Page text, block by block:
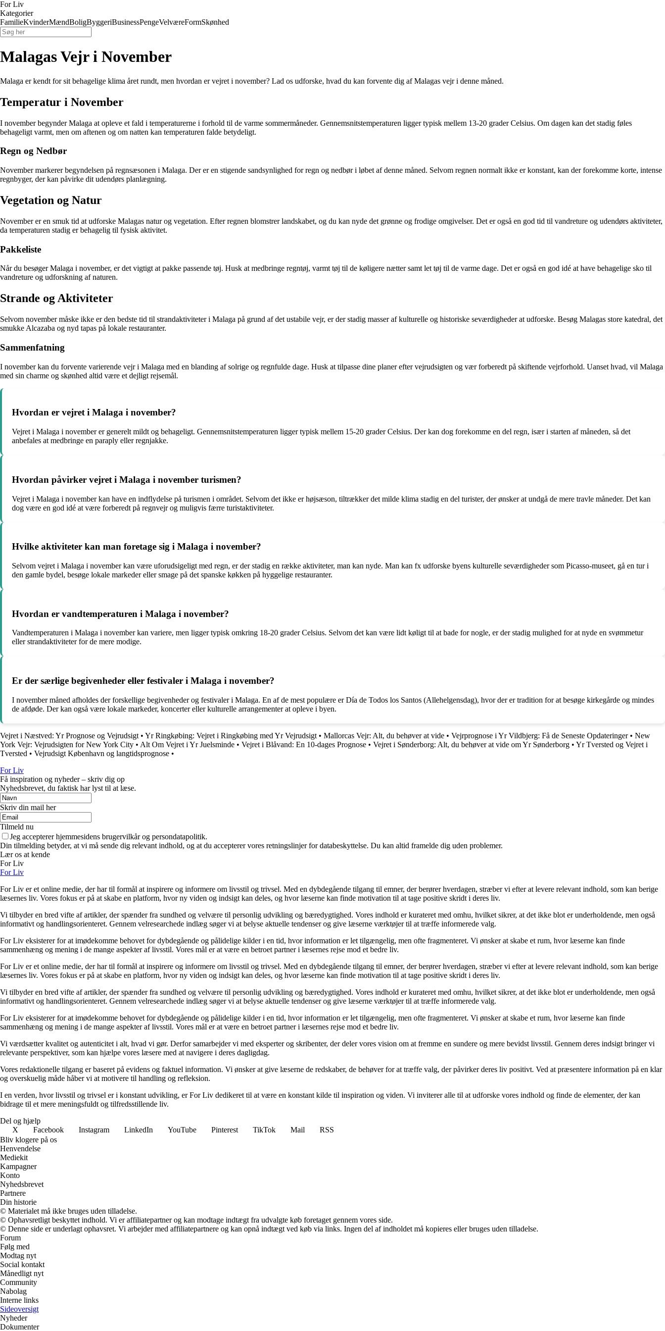
For Liv
Kategorier
FamilieKvinderMændBoligByggeriBusinessPengeVelværeFormSkønhed
Malagas Vejr i November
Malaga er kendt for sit behagelige klima året rundt, men hvordan er vejret i november? Lad os udforske, hvad du kan forvente dig af Malagas vejr i denne måned.
Temperatur i November
I november begynder Malaga at opleve et fald i temperaturerne i forhold til de varme sommermåneder. Gennemsnitstemperaturen ligger typisk mellem 13-20 grader Celsius. Om dagen kan det stadig føles
behageligt varmt, men om aftenen og om natten kan temperaturen falde betydeligt.
Regn og Nedbør
November markerer begyndelsen på regnsæsonen i Malaga. Der er en stigende sandsynlighed for regn og nedbør i løbet af denne måned. Selvom regnen normalt ikke er konstant, kan der forekomme korte, intense
regnbyger, der kan påvirke dit udendørs planlægning.
Vegetation og Natur
November er en smuk tid at udforske Malagas natur og vegetation. Efter regnen blomstrer landskabet, og du kan nyde det grønne og frodige omgivelser. Det er også en god tid til vandreture og udendørs aktiviteter,
da temperaturen stadig er behagelig til fysisk aktivitet.
Pakkeliste
Når du besøger Malaga i november, er det vigtigt at pakke passende tøj. Husk at medbringe regntøj, varmt tøj til de køligere nætter samt let tøj til de varme dage. Det er også en god idé at have behagelige sko til
vandreture og udforskning af naturen.
Strande og Aktiviteter
Selvom november måske ikke er den bedste tid til strandaktiviteter i Malaga på grund af det ustabile vejr, er der stadig masser af kulturelle og historiske seværdigheder at udforske. Besøg Malagas store katedral, det
smukke Alcazaba og nyd tapas på lokale restauranter.
Sammenfatning
I november kan du forvente varierende vejr i Malaga med en blanding af solrige og regnfulde dage. Husk at tilpasse dine planer efter vejrudsigten og vær forberedt på skiftende vejrforhold. Uanset hvad, vil Malaga
med sin charme og skønhed altid være et dejligt rejsemål.
Hvordan er vejret i Malaga i november?
Vejret i Malaga i november er generelt mildt og behageligt. Gennemsnitstemperaturen ligger typisk mellem 15-20 grader Celsius. Der kan dog forekomme en del regn, især i starten af måneden, så det
anbefales at medbringe en paraply eller regnjakke.
Hvordan påvirker vejret i Malaga i november turismen?
Vejret i Malaga i november kan have en indflydelse på turismen i området. Selvom det ikke er højsæson, tiltrækker det milde klima stadig en del turister, der ønsker at undgå de mere travle måneder. Det kan
dog være en god idé at være forberedt på regnvejr og muligvis færre turistaktiviteter.
Hvilke aktiviteter kan man foretage sig i Malaga i november?
Selvom vejret i Malaga i november kan være uforudsigeligt med regn, er der stadig en række aktiviteter, man kan nyde. Man kan fx udforske byens kulturelle seværdigheder som Picasso-museet, gå en tur i
den gamle bydel, besøge lokale markeder eller smage på det spanske køkken på hyggelige restauranter.
Hvordan er vandtemperaturen i Malaga i november?
Vandtemperaturen i Malaga i november kan variere, men ligger typisk omkring 18-20 grader Celsius. Selvom det kan være lidt køligt til at bade for nogle, er der stadig mulighed for at nyde en svømmetur
eller strandaktiviteter for de mere modige.
Er der særlige begivenheder eller festivaler i Malaga i november?
I november måned afholdes der forskellige begivenheder og festivaler i Malaga. En af de mest populære er Día de Todos los Santos (Allehelgensdag), hvor der er tradition for at besøge kirkegårde og mindes
de afdøde. Der kan også være lokale markeder, koncerter eller kulturelle arrangementer at opleve i byen.
Vejret i Næstved: Yr Prognose og Vejrudsigt • Yr Ringkøbing: Vejret i Ringkøbing med Yr Vejrudsigt • Mallorcas Vejr: Alt, du behøver at vide • Vejrprognose i Yr Vildbjerg: Få de Seneste Opdateringer• New
York Vejr: Vejrudsigten for New York City • Alt Om Vejret i Yr Juelsminde • Vejret i Blåvand: En 10-dages Prognose • Vejret i Sønderborg: Alt, du behøver at vide om Yr Sønderborg • Yr Tversted og Vejret i
Tversted • Vejrudsigt København og langtidsprognose •
For Liv
Få inspiration og nyheder – skriv dig op
Nyhedsbrevet, du faktisk har lyst til at læse.
Skriv din mail her
Tilmeld nu
Jeg accepterer hjemmesidens brugervilkår og persondatapolitik.
Din tilmelding betyder, at vi må sende dig relevant indhold, og at du accepterer vores retningslinjer for databeskyttelse. Du kan altid framelde dig uden problemer.
Lær os at kende
For Liv
For Liv
For Liv er et online medie, der har til formål at inspirere og informere om livsstil og trivsel. Med en dybdegående tilgang til emner, der berører hverdagen, stræber vi efter at levere relevant indhold, som kan berige
læsernes liv. Vores fokus er på at skabe en platform, hvor ny viden og indsigt kan deles, og hvor læserne kan finde motivation til at tage positive skridt i deres liv.
Vi tilbyder en bred vifte af artikler, der spænder fra sundhed og velvære til personlig udvikling og bæredygtighed. Vores indhold er kurateret med omhu, hvilket sikrer, at det ikke blot er underholdende, men også
informativt og handlingsorienteret. Gennem velresearchede indlæg søger vi at belyse aktuelle tendenser og give læserne værktøjer til at træffe informerede valg.
For Liv eksisterer for at imødekomme behovet for dybdegående og pålidelige kilder i en tid, hvor information er let tilgængelig, men ofte fragmenteret. Vi ønsker at skabe et rum, hvor læserne kan finde
sammenhæng og mening i de mange aspekter af livsstil. Vores mål er at være en betroet partner i læsernes rejse mod et bedre liv.
For Liv er et online medie, der har til formål at inspirere og informere om livsstil og trivsel. Med en dybdegående tilgang til emner, der berører hverdagen, stræber vi efter at levere relevant indhold, som kan berige
læsernes liv. Vores fokus er på at skabe en platform, hvor ny viden og indsigt kan deles, og hvor læserne kan finde motivation til at tage positive skridt i deres liv.
Vi tilbyder en bred vifte af artikler, der spænder fra sundhed og velvære til personlig udvikling og bæredygtighed. Vores indhold er kurateret med omhu, hvilket sikrer, at det ikke blot er underholdende, men også
informativt og handlingsorienteret. Gennem velresearchede indlæg søger vi at belyse aktuelle tendenser og give læserne værktøjer til at træffe informerede valg.
For Liv eksisterer for at imødekomme behovet for dybdegående og pålidelige kilder i en tid, hvor information er let tilgængelig, men ofte fragmenteret. Vi ønsker at skabe et rum, hvor læserne kan finde
sammenhæng og mening i de mange aspekter af livsstil. Vores mål er at være en betroet partner i læsernes rejse mod et bedre liv.
Vi værdsætter kvalitet og autenticitet i alt, hvad vi gør. Derfor samarbejder vi med eksperter og skribenter, der deler vores vision om at fremme en sundere og mere bevidst livsstil. Gennem deres indsigt bringer vi
relevante perspektiver, som kan hjælpe vores læsere med at navigere i deres dagligdag.
Vores redaktionelle tilgang er baseret på evidens og faktuel information. Vi ønsker at give læserne de redskaber, de behøver for at træffe valg, der påvirker deres liv positivt. Ved at præsentere information på en klar
og overskuelig måde håber vi at motivere til handling og refleksion.
I en verden, hvor livsstil og trivsel er i konstant udvikling, er For Liv dedikeret til at være en konstant kilde til inspiration og viden. Vi inviterer alle til at udforske vores indhold og finde de elementer, der kan
bidrage til et mere meningsfuldt og tilfredsstillende liv.
Del og hjælp
X
Facebook Instagram LinkedIn YouTube Pinterest TikTok Mail
RSS
Bliv klogere på os
Henvendelse
Mediekit
Kampagner
Konto
Nyhedsbrevet
Partnere
Din historie
© Materialet må ikke bruges uden tilladelse.
© Ophavsretligt beskyttet indhold. Vi er affiliatepartner og kan modtage indtægt fra udvalgte køb foretaget gennem vores side.
© Denne side er underlagt ophavsret. Vi arbejder med affiliatepartnere og kan opnå indtægt ved køb via links. Ingen del af indholdet må kopieres eller bruges uden tilladelse.
Forum
Følg med
Modtag nyt
Social kontakt
Månedligt nyt
Community
Nabolag
Interne links
Sideoversigt
Nyheder
Dokumenter